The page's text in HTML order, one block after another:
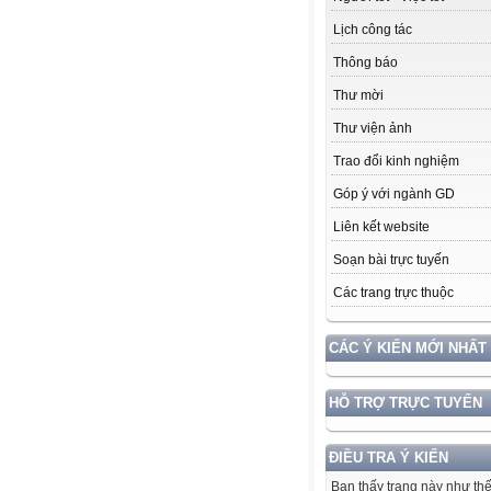
Lịch công tác
Thông báo
Thư mời
Thư viện ảnh
Trao đổi kinh nghiệm
Góp ý với ngành GD
Liên kết website
Soạn bài trực tuyến
Các trang trực thuộc
CÁC Ý KIẾN MỚI NHẤT
HỖ TRỢ TRỰC TUYẾN
ĐIỀU TRA Ý KIẾN
Bạn thấy trang này như